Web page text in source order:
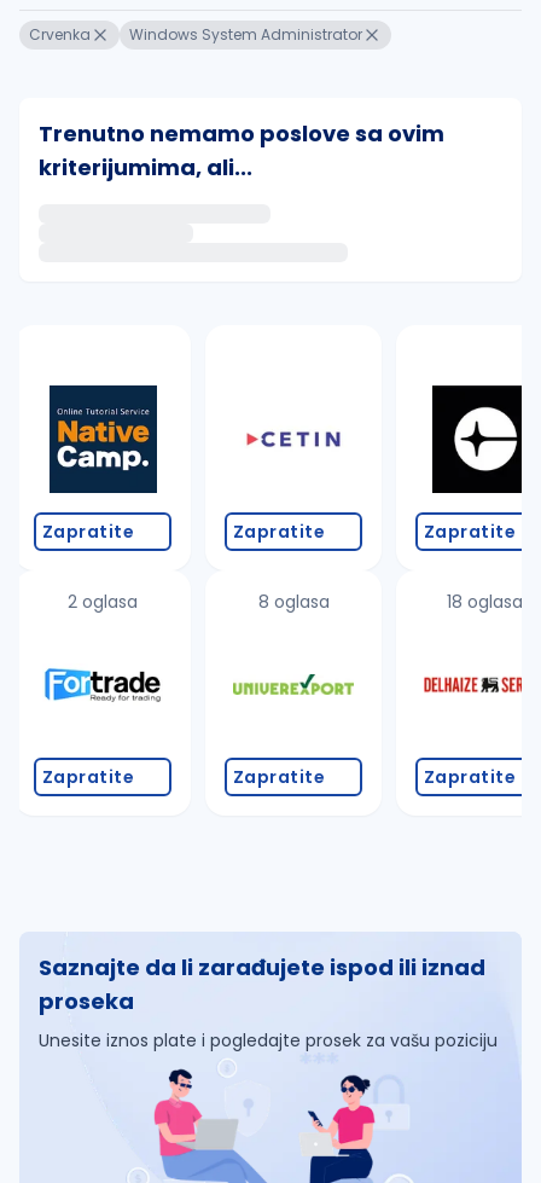
Crvenka Windows System Administrator
Trenutno nemamo poslove sa ovim
kriterijumima, ali...
Takođe možete da:
proverite pravopisne greške (koristite č, ć, š, đ,
povećajte radijus za odabrani grad
promenite odabrane filtere pretrage
Zapratite
2 oglasa
Zapratite
Zapratite
8 oglasa
Zapratite
Zapratite
18 oglasa
Zapratite
Saznajte da li zarađujete ispod ili iznad
proseka
Unesite iznos plate i pogledajte prosek za vašu poziciju